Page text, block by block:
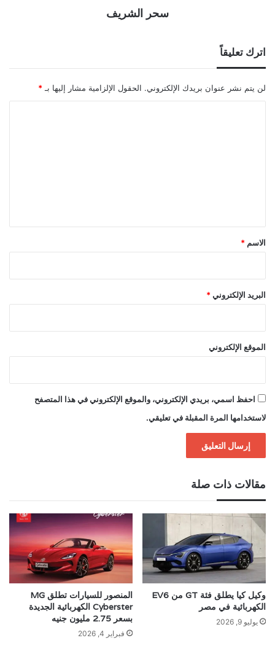
سحر الشريف
اترك تعليقاً
لن يتم نشر عنوان بريدك الإلكتروني. الحقول الإلزامية مشار إليها بـ *
*
الاسم *
البريد الإلكتروني *
الموقع الإلكتروني
احفظ اسمي، بريدي الإلكتروني، والموقع الإلكتروني في هذا المتصفح
لاستخدامها المرة المقبلة في تعليقي.
مقالات ذات صلة
وكيل كيا يطلق فئة GT من EV6
الكهربائية في مصر
يوليو 9, 2026
المنصور للسيارات تطلق MG
Cyberster الكهربائية الجديدة
بسعر 2.75 مليون جنيه
فبراير 4, 2026